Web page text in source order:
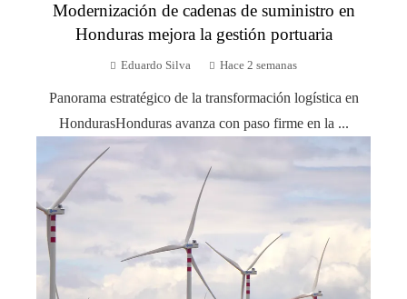
Modernización de cadenas de suministro en
Honduras mejora la gestión portuaria
Eduardo Silva Hace 2 semanas
Panorama estratégico de la transformación logística en
HondurasHonduras avanza con paso firme en la ...